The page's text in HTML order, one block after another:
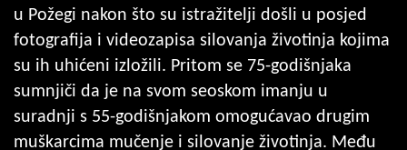
u Požegi nakon što su istražitelji došli u posjed
fotografija i videozapisa silovanja životinja kojima
su ih uhićeni izložili. Pritom se 75-godišnjaka
sumnjiči da je na svom seoskom imanju u
suradnji s 55-godišnjakom omogućavao drugim
muškarcima mučenje i silovanje životinja. Među